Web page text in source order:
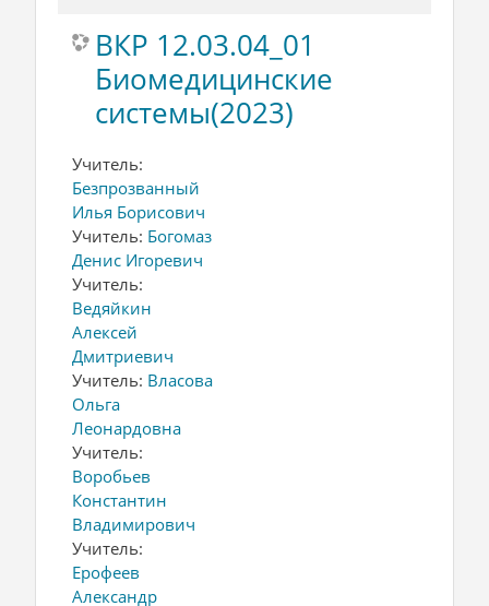
ВКР 12.03.04_01
Биомедицинские
системы(2023)
Учитель:
Безпрозванный
Илья Борисович
Учитель: Богомаз
Денис Игоревич
Учитель:
Ведяйкин
Алексей
Дмитриевич
Учитель: Власова
Ольга
Леонардовна
Учитель:
Воробьев
Константин
Владимирович
Учитель:
Ерофеев
Александр